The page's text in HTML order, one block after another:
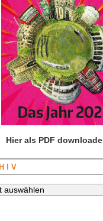
Hier als PDF